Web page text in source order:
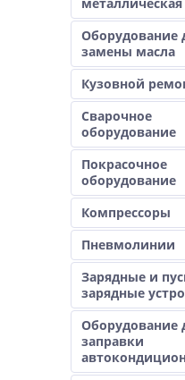
Оборудование
замены масла
Кузовной
Сварочное
оборудование
Покрасочное
оборудование
Компрессоры
Пневмолинии
Зарядные и
зарядные
Оборудование
заправки